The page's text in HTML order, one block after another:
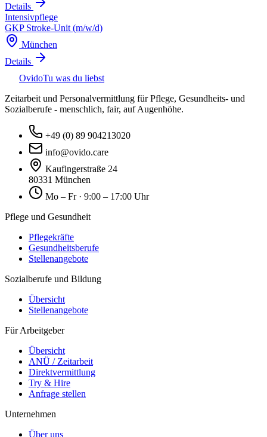
Details
Intensivpflege
GKP Stroke-Unit (m/w/d)
München
Details
OvidoTu was du liebst
Zeitarbeit und Personalvermittlung für Pflege, Gesundheits- und
Sozialberufe - menschlich, fair, auf Augenhöhe.
+49 (0) 89 904213020
info@ovido.care
Kaufingerstraße 24
80331 München
Mo – Fr · 9:00 – 17:00 Uhr
Pflege und Gesundheit
Pflegekräfte
Gesundheitsberufe
Stellenangebote
Sozialberufe und Bildung
Übersicht
Stellenangebote
Für Arbeitgeber
Übersicht
ANÜ / Zeitarbeit
Direktvermittlung
Try & Hire
Anfrage stellen
Unternehmen
Über uns